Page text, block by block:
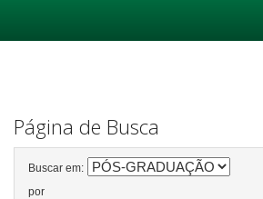
Página de Busca
Buscar em:
por